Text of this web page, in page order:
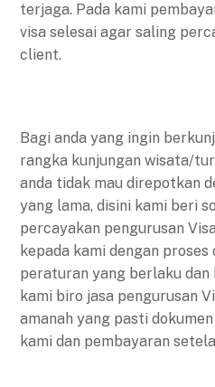
terjaga. Pada kami
visa selesai agar saling
client.
Bagi anda yang ingin
rangka kunjungan wisata/
anda tidak mau direpotkan
yang lama, disini kami beri
percayakan pengurusan
kepada kami dengan
peraturan yang berlaku dan
kami biro jasa pengurusan
amanah yang pasti
kami dan pembayaran